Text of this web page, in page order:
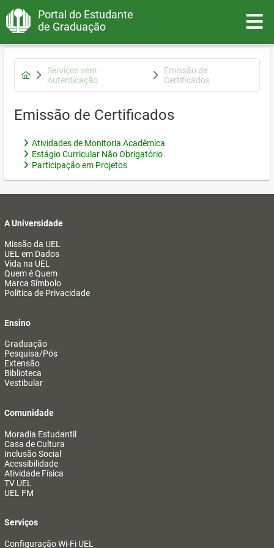
Portal do Estudante
de Graduação
Serviços sem
Autenticação
Emissão de
Certificados
Emissão de Certificados
Atividades de Monitoria Acadêmica
Estágio Curricular Não Obrigatório
Participação em Projetos
A Universidade
Missão da UEL
UEL em Dados
Vida na UEL
Quem é Quem
Marca Símbolo
Política de Privacidade
Ensino
Graduação
Pesquisa/Pós
Extensão
Biblioteca
Vestibular
Comunidade
Moradia Estudantil
Casa de Cultura
Inclusão Social
Acessibilidade
Atividade Física
TV UEL
UEL FM
Serviços
Configuração Wi-Fi UEL